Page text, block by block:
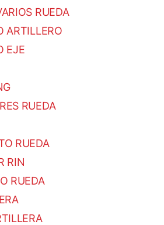
RUEDA
ARTILLERO
EJE
RUEDA
RUEDA
RIN
RUEDA